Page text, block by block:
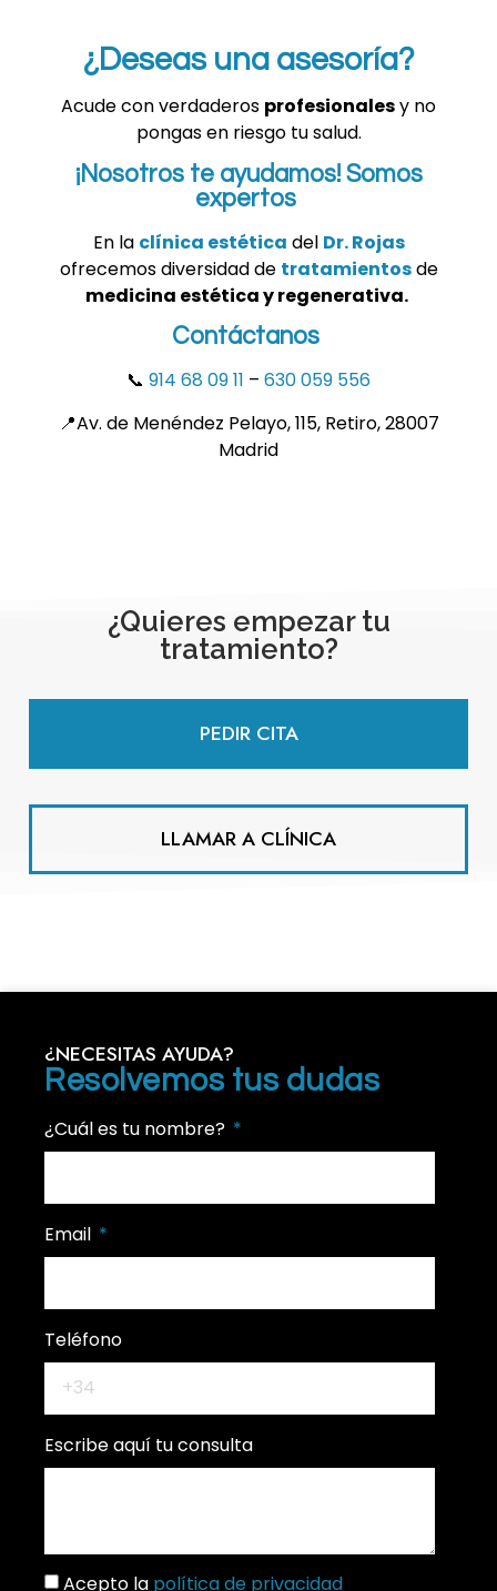
¿Deseas una asesoría?
Acude con verdaderos profesionalesy no
pongas en riesgo tu salud.
¡Nosotros te ayudamos! Somos
expertos
En la clínica estética del Dr. Rojas
ofrecemos diversidad de tratamientosde
medicina estética y regenerativa.
Contáctanos
📞 914 68 09 11 – 630 059 556
📍Av. de Menéndez Pelayo, 115, Retiro, 28007
Madrid
¿Quieres empezar tu
tratamiento?
PEDIR CITA
LLAMAR A CLÍNICA
¿NECESITAS AYUDA?
Resolvemos tus dudas
¿Cuál es tu nombre?
Email
Teléfono
Escribe aquí tu consulta
Acepto la política de privacidad